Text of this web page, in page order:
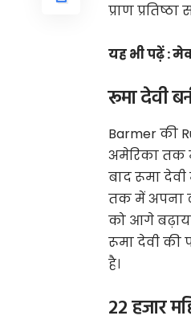
प्राण
यह भी पढ़ें :
रूमा देवी
Barmer की
अमेरिका तक
बाद रूमा
तक में अपना
को आगे
रूमा देवी की
है।
22 हजार